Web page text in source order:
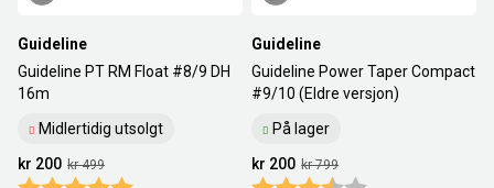
Guideline
Guideline PT RM Float #8/9 DH
16m
Midlertidig utsolgt
kr 499
kr 200
Guideline
Guideline Power Taper Compact
#9/10 (Eldre versjon)
På lager
kr 799
kr 200